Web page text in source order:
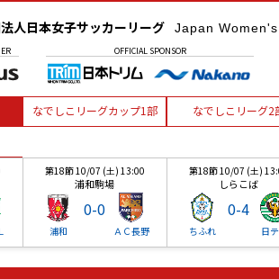
人日本女子サッカーリーグ Japan
OFFICIAL SPONSOR
なでしこリーグカップ1部 なでしこリーグ2
第18節 10/07 (土) 13:00
浦和駒場
浦和
0-0
ＡＣ長野
第18節 10/07 (土)
しらこば
ちふれ
0-4
日